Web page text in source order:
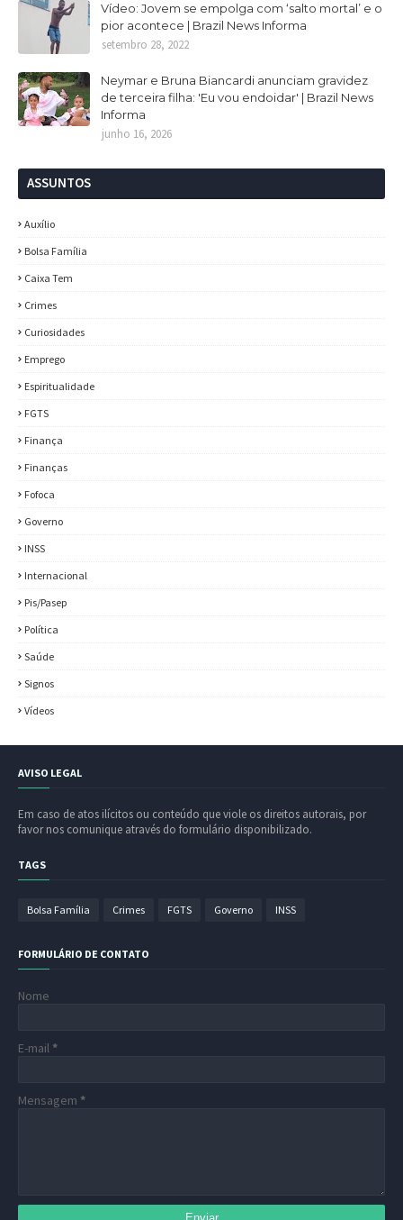
Vídeo: Jovem se empolga com ‘salto mortal’ e o
pior acontece | Brazil News Informa
setembro 28, 2022
Neymar e Bruna Biancardi anunciam gravidez
de terceira filha: 'Eu vou endoidar' | Brazil News
Informa
junho 16, 2026
ASSUNTOS
Auxílio
Bolsa Família
Caixa Tem
Crimes
Curiosidades
Emprego
Espiritualidade
FGTS
Finança
Finanças
Fofoca
Governo
INSS
Internacional
Pis/Pasep
Política
Saúde
Signos
Vídeos
AVISO LEGAL
Em caso de atos ilícitos ou conteúdo que viole os direitos autorais, por
favor nos comunique através do formulário disponibilizado.
TAGS
Bolsa Família Crimes FGTS Governo INSS
FORMULÁRIO DE CONTATO
Nome
E-mail *
Mensagem *